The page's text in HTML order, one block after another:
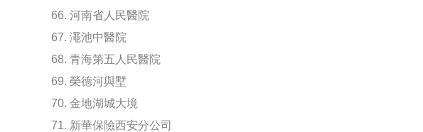
66. 河南省人民醫院
67. 澠池中醫院
68. 青海第五人民醫院
69. 榮德河與墅
70. 金地湖城大境
71. 新華保險西安分公司